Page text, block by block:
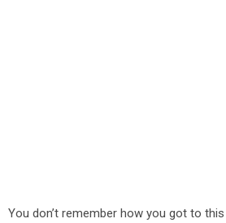
You don’t remember how you got to this